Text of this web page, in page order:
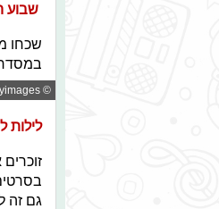
שבוע
שכחו
© gettyimages
לילות
גם זה